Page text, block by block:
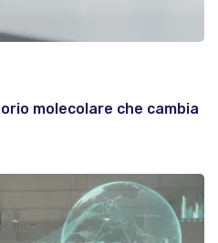
molecolare che cambia